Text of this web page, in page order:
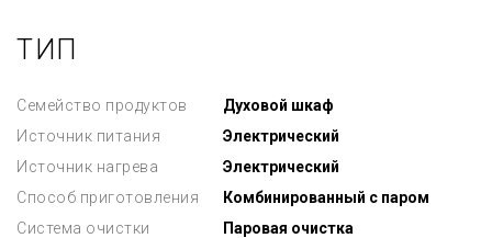
ТИП
Семейство продуктов
Духовой шкаф
Источник питания
Электрический
Источник нагрева
Электрический
Способ приготовления
Комбинированный с паром
Система очистки
Паровая очистка